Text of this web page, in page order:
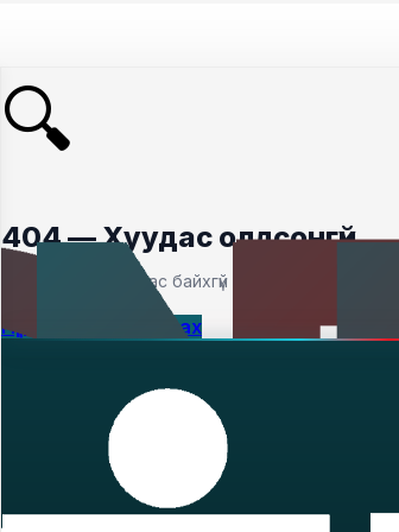
🔍
404 — Хуудас олдсонгүй
Таны хайсан хуудас байхгүй байна.
Нүүр хуудас руу буцах